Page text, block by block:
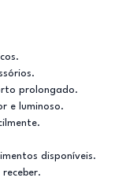
prolongado.
e luminoso.
disponíveis.